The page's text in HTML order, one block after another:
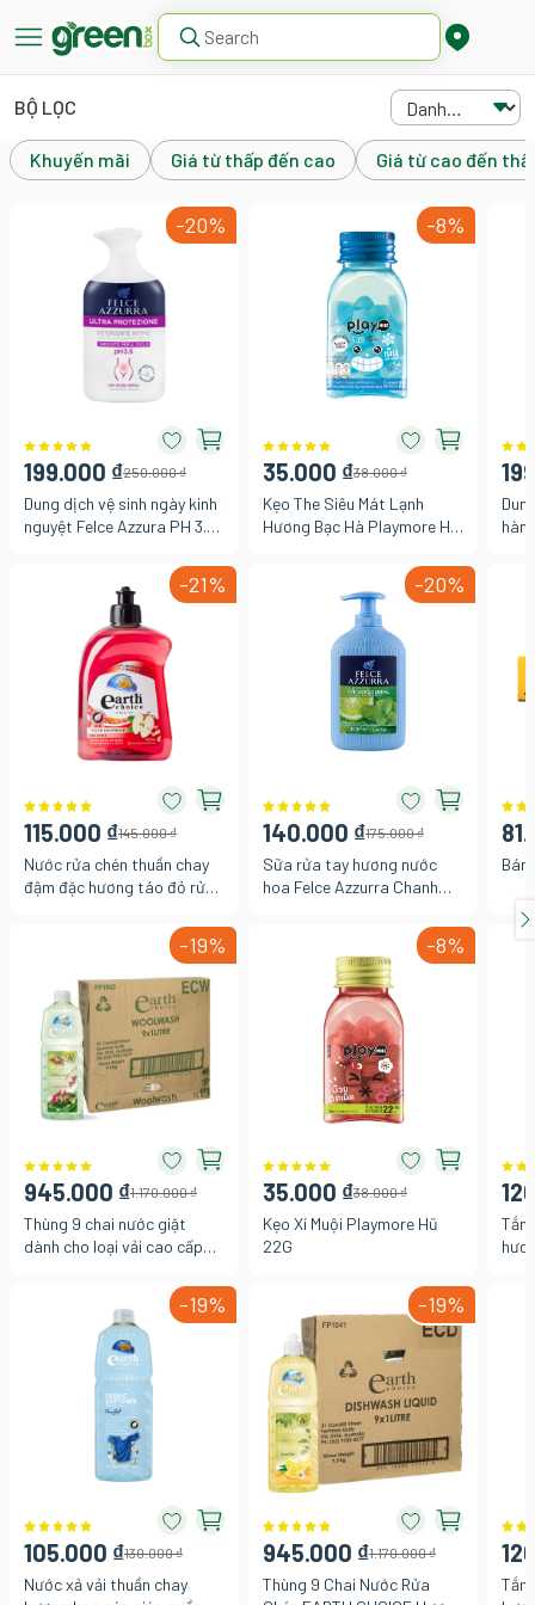
BỘ LỌC
Khuyến mãi Giá từ thấp đến cao Giá từ cao đến
-20%
199.000 ₫250.000 ₫
Dung dịch vệ sinh ngày kinh
nguyệt Felce Azzura PH 3.5
-8%
35.000 ₫38.000 ₫
Kẹo The Siêu Mát Lạnh
Hương Bạc Hà Playmore Hũ
-21%
115.000 ₫145.000 ₫
Nước rửa chén thuần chay
đậm đặc hương táo đỏ rửa
dịu nhẹ cho da tay Earth
Choice Úc, chai 500ml
-20%
140.000 ₫175.000 ₫
Sữa rửa tay hương nước
hoa Felce Azzurra Chanh
-19%
945.000 ₫1.170.000 ₫
Thùng 9 chai nước giặt
dành cho loại vải cao cấp
-8%
35.000 ₫38.000 ₫
Kẹo Xí Muội Playmore Hũ
22G
-19%
105.000 ₫130.000 ₫
Nước xả vải thuần chay
-19%
945.000 ₫1.170.000 ₫
Thùng 9 Chai Nước Rửa